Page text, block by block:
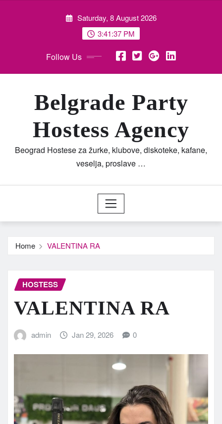
Saturday, 8 August 2026
3:41:40 PM
Follow Us
Belgrade Party
Hostess Agency
Beograd Hostese za žurke, klubove, diskoteke, kafane,
veselja, proslave …
Home VALENTINA RA
HOSTESS
VALENTINA RA
admin Jan 29, 2026 0